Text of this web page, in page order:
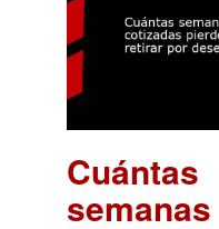
Cuántas
semanas